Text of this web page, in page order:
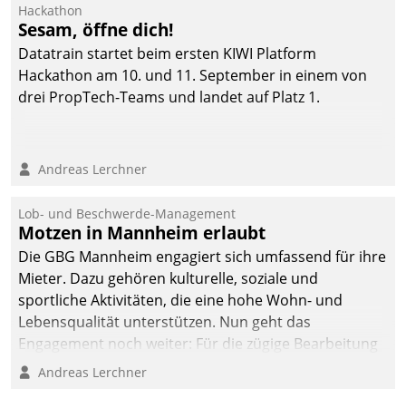
Hackathon
Sesam, öffne dich!
Datatrain startet beim ersten KIWI Platform
Hackathon am 10. und 11. September in einem von
drei PropTech-Teams und landet auf Platz 1.
Andreas Lerchner
Lob- und Beschwerde-Management
Motzen in Mannheim erlaubt
Die GBG Mannheim engagiert sich umfassend für ihre
Mieter. Dazu gehören kulturelle, soziale und
sportliche Aktivitäten, die eine hohe Wohn- und
Lebensqualität unterstützen. Nun geht das
Engagement noch weiter: Für die zügige Bearbeitung
von Beschwerden – oder Lob – richtet das
Andreas Lerchner